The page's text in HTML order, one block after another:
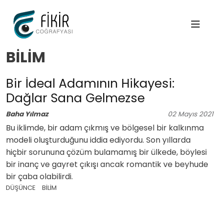
BİLİM
Bir İdeal Adamının Hikayesi:
Dağlar Sana Gelmezse
Baha Yılmaz 02 Mayıs 2021
Bu iklimde, bir adam çıkmış ve bölgesel bir kalkınma
modeli oluşturduğunu iddia ediyordu. Son yıllarda
hiçbir sorununa çözüm bulamamış bir ülkede, böylesi
bir inanç ve gayret çıkışı ancak romantik ve beyhude
bir çaba olabilirdi.
DÜŞÜNCE BİLİM